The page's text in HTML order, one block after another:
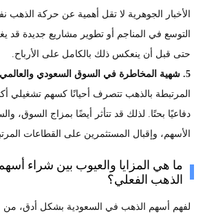
الأخبار الجوهرية لا تقل أهمية عن حركة الذهب
التوسع في المناجم أو تطوير مشاريع جديدة قد
حتى قبل أن ينعكس ذلك بالكامل على الأرباح.
5. شهية المخاطرة في السوق السعودي والعالمي:
المرتبطة بالذهب تتصرف أحيانًا كسهم تشغيلي
دفاعيًا بحتًا. لذلك قد تتأثر أيضًا بمزاج السوق،
الأسهم، وإقبال المستثمرين على القطاعات
ما هي المزايا والعيوب بين شراء
الذهب الفعلي؟
لفهم أسهم الذهب في السعودية بشكل أدق، من